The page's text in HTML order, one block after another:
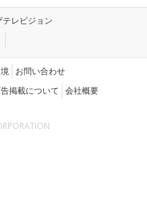
テレビジョン
お問い合わせ
掲載について 会社概要